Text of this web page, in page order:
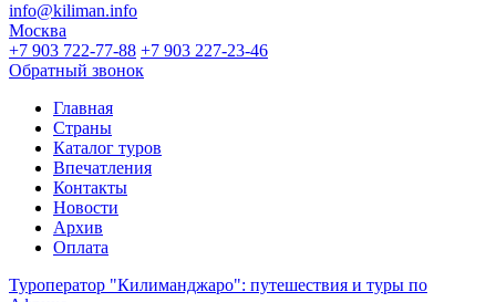
info@kiliman.info
Москва
+7 903 722-77-88 +7 903 227-23-46
Обратный звонок
Главная
Страны
Каталог туров
Впечатления
Контакты
Новости
Архив
Оплата
Туроператор "Килиманджаро": путешествия и туры по